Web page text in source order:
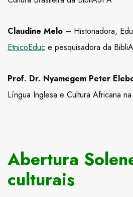
Claudine Melo – Historiadora,
EtnicoEduc e pesquisadora da
Prof. Dr. Nyamegem Peter
Língua Inglesa e Cultura Africana
Abertura
culturais